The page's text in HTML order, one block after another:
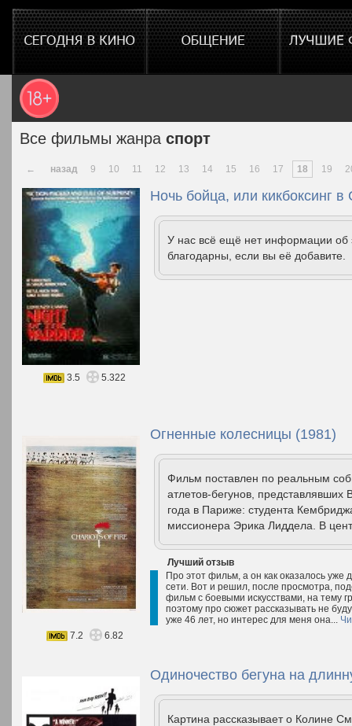
Все фильмы жанра спорт
← назад 9 10 11 12 13 14 15 16 17 18 19
Ночь бойца, или кикбоксинг
У нас всё ещё нет информации
благодарны, если вы её добавите.
3.5 5.322
Огненные колесницы (1981)
Фильм поставлен по реальным
атлетов-бегунов,
года в Париже: студента
миссионера Эрика Лиддела. В
Лучший отзыв
Про этот фильм, а он как оказалось уже
сети. Вот и решил, после просмотра,
фильм с боевыми искусствами, на тему
поэтому про сюжет рассказывать не
уже 46 лет, но интерес для меня она...
7.2
6.82
Одиночество бегуна на
Картина рассказывает о Колине